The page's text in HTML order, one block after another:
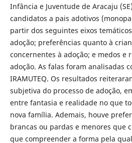
Infância e Juventude de Aracaju
candidatos a pais adotivos
partir dos seguintes eixos
adoção; preferências quanto à
concernentes à adoção; e medos e
adoção. As falas foram analisadas
IRAMUTEQ. Os resultados
subjetiva do processo de adoção,
entre fantasia e realidade no que
nova família. Ademais, houve
brancas ou pardas e menores que
que compreender a forma pela